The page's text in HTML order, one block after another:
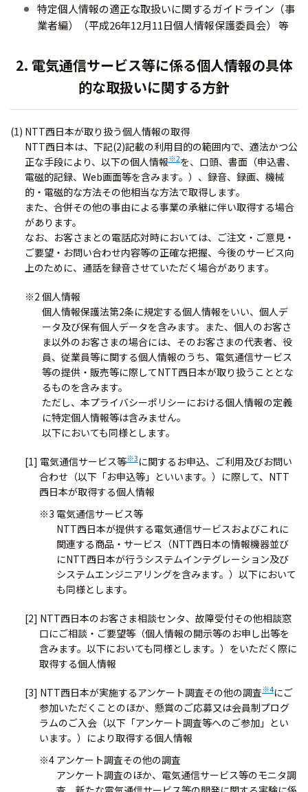
特定個人情報の適正な取扱いに関するガイドライン（事
業者編）（平成26年12月11日個人情報保護委員会） 等
2. 電気通信サービス等に係る個人情報の具体
的な取扱いに関する方針
(1) NTT西日本が取り扱う個人情報の取得
NTT西日本は、下記(2)記載の利用目的の範囲内で、適法かつ公
正な手段により、以下の個人情報※2を、口頭、書面（申込書、
電磁的記録、Web画面等を含みます。）、録音、録画、機械
的・電磁的な方法その他相当な方法で取得します。
また、合併その他の事由による事業の承継に伴い取得する場合
があります。
なお、お客さまとの電話応対時においては、ご注文・ご意見・
ご要望・お問い合わせ内容等の正確な把握、今後のサービス向
上のために、通話を録音させていただく場合があります。
※2 個人情報
個人情報保護法第2条に規定する個人情報をいい、個人デ
ータ及び保有個人データを含みます。また、個人のお客さ
ま以外のお客さまの場合には、そのお客さまの代表者、役
員、従業員等に関する個人情報のうち、電気通信サービス
等の提供・販売等に際してNTT西日本が取り扱うこととな
るものを含みます。
ただし、本プライバシーポリシーにおける個人情報の定義
に特定個人情報等は含みません。
以下においても同様とします。
[1] 電気通信サービス等※3に関するお申込、ご利用及びお問い
合わせ（以下「お申込等」といいます。）に際して、NTT
西日本が取得する個人情報
※3 電気通信サービス等
NTT西日本が提供する電気通信サービスおよびこれに
関連する商品・サービス（NTT西日本の情報機器並び
にNTT西日本が行うシステムインテグレーション及び
システムエンジニアリングを含みます。）以下において
も同様とします。
[2] NTT西日本のお客さま相談センタ、故障受付その他相談窓
口にご相談・ご要望等（個人情報の開示等のお申し出等を
含みます。以下においても同様とします。）をいただく際に
取得する個人情報
[3] NTT西日本が実施するアンケート調査その他の調査※4にご
参加いただくことのほか、懸賞のご応募又は会員制プログ
ラムのご入会（以下「アンケート調査等へのご参加」とい
います。）により取得する個人情報
※4 アンケート調査その他の調査
アンケート調査のほか、電気通信サービス等のモニタ調